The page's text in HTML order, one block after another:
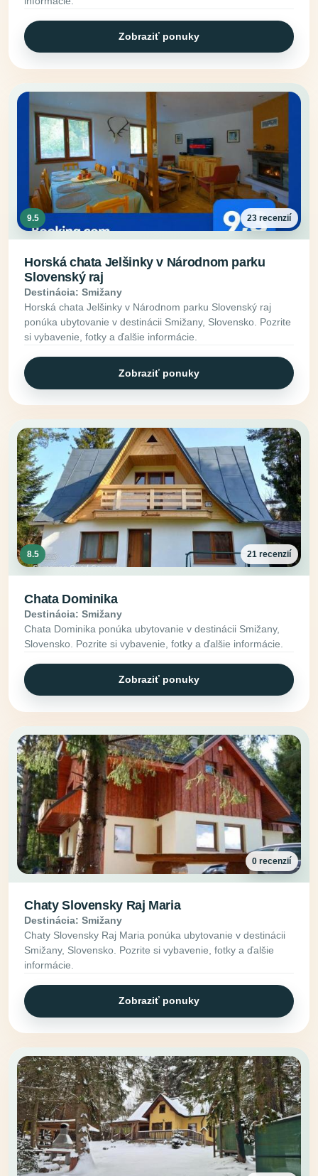
Zobraziť ponuky
9.5 23 recenzií
Horská chata Jelšinky v Národnom parku
Slovenský raj
Destinácia: Smižany
Horská chata Jelšinky v Národnom parku Slovenský raj
ponúka ubytovanie v destinácii Smižany, Slovensko. Pozrite
si vybavenie, fotky a ďalšie informácie.
Zobraziť ponuky
8.5 21 recenzií
Chata Dominika
Destinácia: Smižany
Chata Dominika ponúka ubytovanie v destinácii Smižany,
Slovensko. Pozrite si vybavenie, fotky a ďalšie informácie.
Zobraziť ponuky
0 recenzií
Chaty Slovensky Raj Maria
Destinácia: Smižany
Chaty Slovensky Raj Maria ponúka ubytovanie v destinácii
Smižany, Slovensko. Pozrite si vybavenie, fotky a ďalšie
informácie.
Zobraziť ponuky